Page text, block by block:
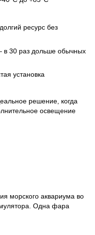
ресурс без
в 30 раз дольше обычных
установка
решение, когда
освещение
морского аквариума во
Одна фара